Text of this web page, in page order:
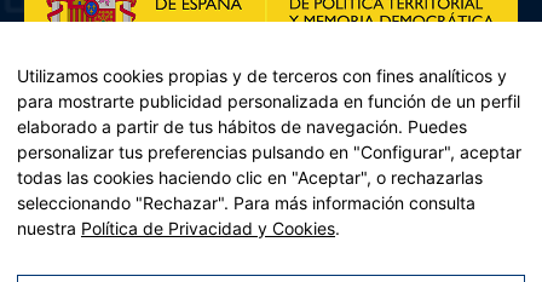
Plan de Recuperación, Transformación y Resiliencia – Financiado por
Recuperación y resiliencia, establecido por el Reglamento (UE)
Utilizamos cookies propias y de terceros con fines analíticos y
para mostrarte publicidad personalizada en función de un perfil
elaborado a partir de tus hábitos de navegación. Puedes
personalizar tus preferencias pulsando en "Configurar", aceptar
todas las cookies haciendo clic en "Aceptar", o rechazarlas
seleccionando "Rechazar". Para más información consulta
nuestra Política de Privacidad y Cookies.